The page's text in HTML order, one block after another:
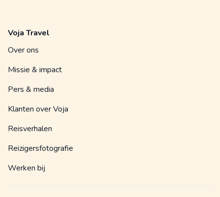
Voja Travel
Over ons
Missie & impact
Pers & media
Klanten over Voja
Reisverhalen
Reizigersfotografie
Werken bij